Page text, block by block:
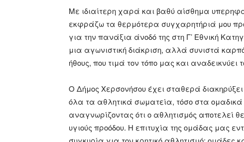
Με ιδιαίτερη χαρά και βαθύ αίσθημα
εκφράζω τα θερμότερα συγχαρητήριά μου
για την πανάξια άνοδό της στη Γ’ Εθνική
μια αγωνιστική διάκριση, αλλά συνιστά
ήθους, που τιμά τον τόπο μας και αναδεικνύει
Ο Δήμος Χερσονήσου έχει σταθερά
όλα τα αθλητικά σωματεία, τόσο στα
αναγνωρίζοντας ότι ο αθλητισμός αποτελεί
υγιούς προόδου. Η επιτυχία της ομάδας μας